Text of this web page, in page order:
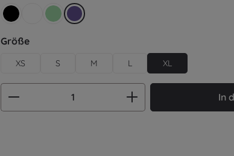
schwarzweiß mintgrünultraviolett
Größeauswählen
XS S M L XL
Produkt Anzahl: Gib den In